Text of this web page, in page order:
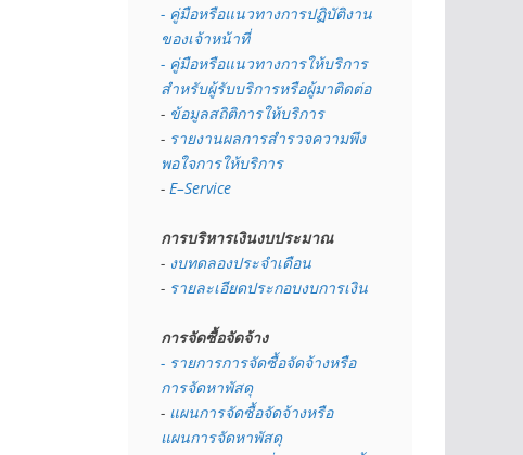
- คู่มือหรือแนวทางการปฏิบัติงาน
ของเจ้าหน้าที่
- คู่มือหรือแนวทางการให้บริการ
สำหรับผู้รับบริการหรือผู้มาติดต่อ
- ข้อมูลสถิติการให้บริการ
- รายงานผลการสำรวจความพึง
พอใจการให้บริการ
- E–Service
การบริหารเงินงบประมาณ
- งบทดลองประจำเดือน
- รายละเอียดประกอบงบการเงิน
การจัดซื้อจัดจ้าง
- รายการการจัดซื้อจัดจ้างหรือ
การจัดหาพัสดุ
- แผนการจัดซื้อจัดจ้างหรือ
แผนการจัดหาพัสดุ